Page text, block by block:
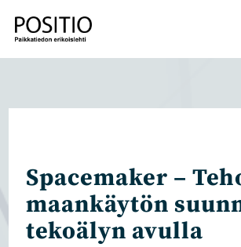
suoraan
sisältöön
Spacemaker –
maankäytön
tekoälyn avulla